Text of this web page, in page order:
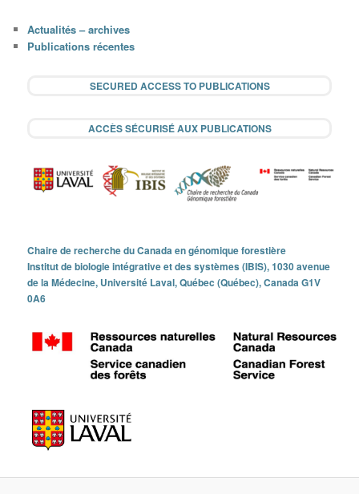
Actualités – archives
Publications récentes
SECURED ACCESS TO PUBLICATIONS
ACCÈS SÉCURISÉ AUX PUBLICATIONS
Chaire de recherche du Canada en génomique forestière
Institut de biologie intégrative et des systèmes (IBIS), 1030 avenue
de la Médecine, Université Laval, Québec (Québec), Canada G1V
0A6